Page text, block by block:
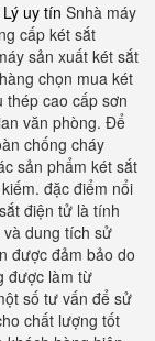
uy tín Snhà máy
cấp két sắt
sản xuất két sắt
chọn mua két
thép cao cấp sơn
văn phòng. Để
chống cháy
sản phẩm két sắt
đặc điểm nổi
điện tử là tính
dung tích sử
được đảm bảo do
được làm từ
số tư vấn để sử
chất lượng tốt